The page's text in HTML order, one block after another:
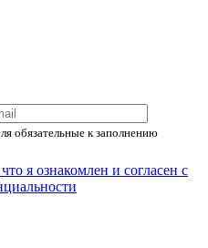
обязательные к заполнению
я ознакомлен и согласен с